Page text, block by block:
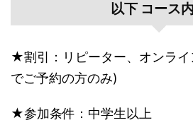
以下 コース
★割引：リピーター、オンラ
でご予約の方のみ)
★参加条件：中学生以上